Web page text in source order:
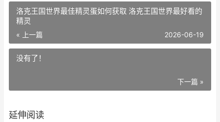
洛克王国世界最佳精灵蛋如何获取 洛克王国世界最好看的
精灵
« 上一篇 2026-06-19
没有了！
下一篇 »
延伸阅读